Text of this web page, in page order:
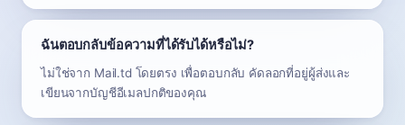
ฉันตอบกลับข้อความที่ได้รับได้หรือไม่?
ไม่ใช่จาก Mail.td โดยตรง เพื่อตอบกลับ คัดลอกที่อยู่ผู้ส่งและ
เขียนจากบัญชีอีเมลปกติของคุณ